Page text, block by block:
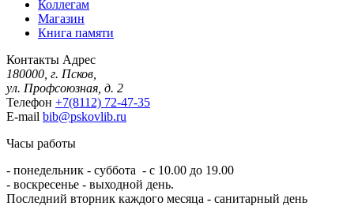
Коллегам
Магазин
Книга памяти
Контакты Адрес
180000, г. Псков,
ул. Профсоюзная, д. 2
Телефон +7(8112) 72-47-35
E-mail bib@pskovlib.ru
Часы работы
- понедельник - суббота - с 10.00 до 19.00
- воскресенье - выходной день.
Последний вторник каждого месяца - санитарный день